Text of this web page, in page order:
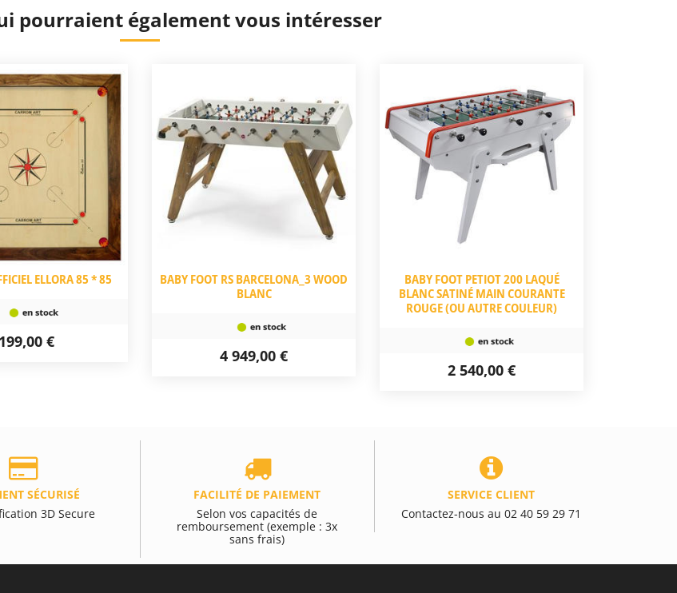
pourraient également vous intéresser
ELLORA 85 * 85
199,00 €
BABY FOOT RS BARCELONA_3 WOOD
BLANC
4 949,00 €
BABY FOOT PETIOT 200 LAQUÉ
BLANC SATINÉ MAIN COURANTE
ROUGE (OU AUTRE COULEUR)
2 540,00 €
SÉCURISÉ
3D Secure
FACILITÉ DE PAIEMENT
Selon vos capacités de
remboursement (exemple : 3x
sans frais)
SERVICE CLIENT
Contactez-nous au 02 40 59 29 71